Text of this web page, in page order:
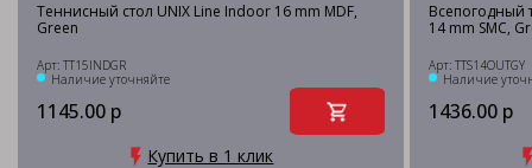
Теннисный стол UNIX Line Indoor 16 mm MDF,
Green
Арт: TT15INDGR
Наличие уточняйте
1145.00 р
Купить в 1 клик
Всепогодный
14 mm SMC,
Арт: TTS14OUTGY
Наличие
1436.00 р